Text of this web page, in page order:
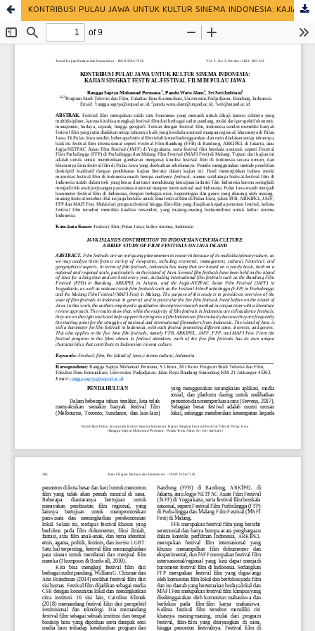
KONTRIBUSI PULAU JAWA UNTUK KULTUR SINEMA INDONESIA: KAJIAN SINGKAT FESTIVAL-FESTIVAL FILM DI PULAU JAWA